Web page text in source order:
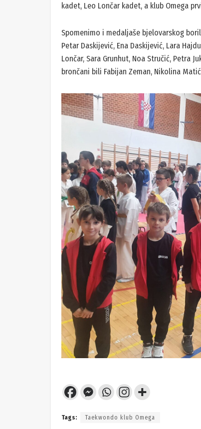
kadet, Leo Lončar kadet, a klub Omega
Spomenimo i medaljaše bjelovarskog
Petar Daskijević, Ena Daskijević, Lara
Lončar, Sara Grunhut, Noa Stručić, Petra
brončani bili Fabijan Zeman, Nikolina
Tags: Taekwondo klub Omega